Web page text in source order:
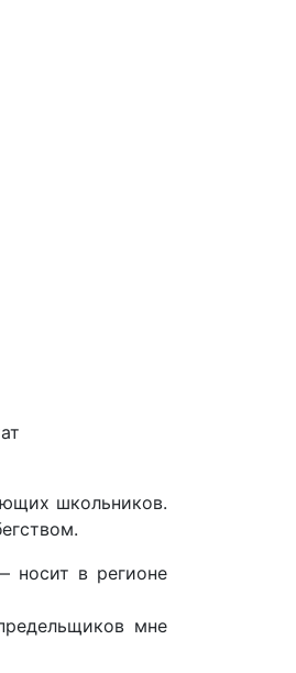
школьников.
носит в регионе
мне